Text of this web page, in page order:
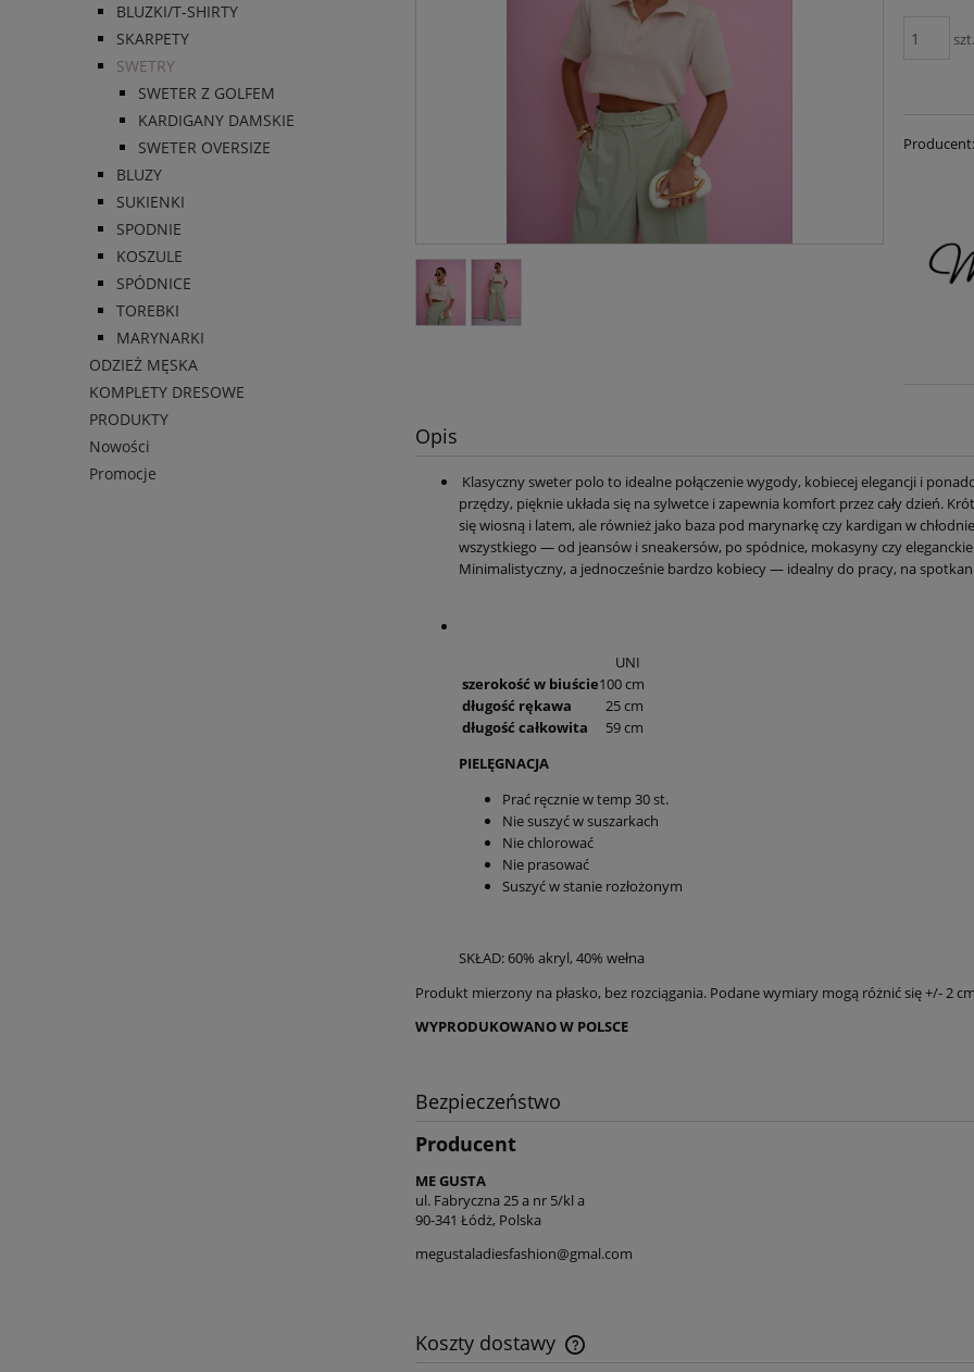
BLUZKI/T-SHIRTY
SKARPETY
SWETRY
SWETER Z GOLFEM
KARDIGANY DAMSKIE
SWETER OVERSIZE
BLUZY
SUKIENKI
SPODNIE
KOSZULE
SPÓDNICE
TOREBKI
MARYNARKI
ODZIEŻ MĘSKA
KOMPLETY DRESOWE
PRODUKTY
Nowości
Promocje
Opis
Klasyczny sweter polo to idealne połączenie wygody, kobiecej elegancji i
przędzy, pięknie układa się na sylwetce i zapewnia komfort przez cały dzień.
się wiosną i latem, ale również jako baza pod marynarkę czy kardigan w
wszystkiego — od jeansów i sneakersów, po spódnice, mokasyny czy
Minimalistyczny, a jednocześnie bardzo kobiecy — idealny do pracy, na
UNI
szerokość w biuście100 cm
długość rękawa
25 cm
długość całkowita
59 cm
PIELĘGNACJA
Prać ręcznie w temp 30 st.
Nie suszyć w suszarkach
Nie chlorować
Nie prasować
Suszyć w stanie rozłożonym
SKŁAD: 60% akryl, 40% wełna
Produkt mierzony na płasko, bez rozciągania. Podane wymiary mogą różnić się +/- 2
WYPRODUKOWANO W POLSCE
Bezpieczeństwo
Producent
ME GUSTA
ul. Fabryczna 25 a nr 5/kl a
90-341 Łódż, Polska
megustaladiesfashion@gmal.com
Koszty dostawy